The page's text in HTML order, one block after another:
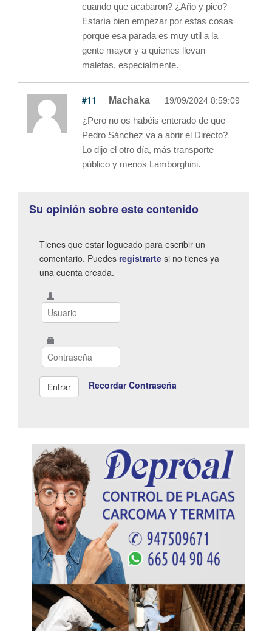
cuando que acabaron? ¿Año y pico?
Estaría bien empezar por estas cosas
porque esa parada es muy util a la
gente mayor y a quienes llevan
maletas, especialmente.
#11 Machaka 19/09/2024 8:59:09
¿Pero no os habéis enterado de que
Pedro Sánchez va a abrir el Directo?
Lo dijo el otro día, más transporte
público y menos Lamborghini.
Su opinión sobre este contenido
Tienes que estar logueado para escribir un
comentario. Puedes registrarte si no tienes ya
una cuenta creada.
Recordar Contraseña